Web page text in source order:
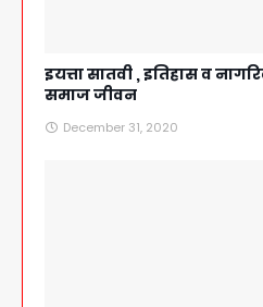
इयत्ता सातवी , इतिहास व
समाज जीवन
December 31, 2020